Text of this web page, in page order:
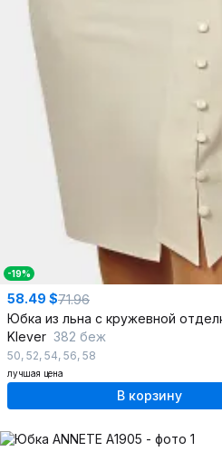
-19%
58.49 $71.96
Klever 382 беж
50, 52, 54, 56, 58
лучшая цена
В корзину